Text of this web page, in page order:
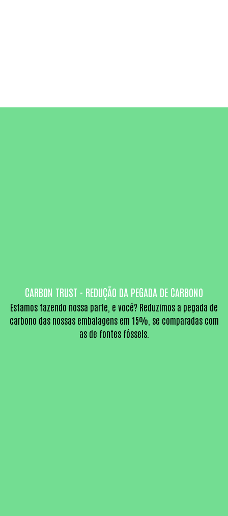
CARBON TRUST - REDUÇÃO DA PEGADA DE CARBONO
Estamos fazendo nossa parte, e você? Reduzimos a pegada de
carbono das nossas embalagens em 15%, se comparadas com
as de fontes fósseis.